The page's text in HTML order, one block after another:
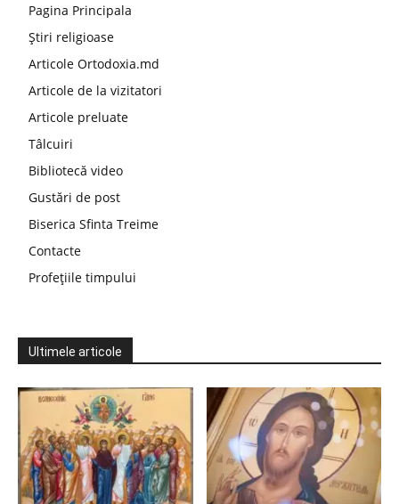
Pagina Principala
Știri religioase
Articole Ortodoxia.md
Articole de la vizitatori
Articole preluate
Tâlcuiri
Bibliotecă video
Gustări de post
Biserica Sfinta Treime
Contacte
Profețiile timpului
Ultimele articole